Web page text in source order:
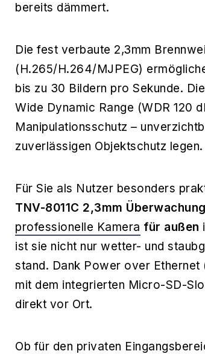
bereits dämmert.
Die fest verbaute 2,3mm
(H.265/H.264/MJPEG)
bis zu 30 Bildern pro Sekunde.
Wide Dynamic Range (WDR 120
Manipulationsschutz –
zuverlässigen Objektschutz legen.
Für Sie als Nutzer besonders
TNV-8011C 2,3mm
professionelle Kamera für außen
ist sie nicht nur wetter- und
stand. Dank Power over
mit dem integrierten Micro-SD-
direkt vor Ort.
Ob für den privaten